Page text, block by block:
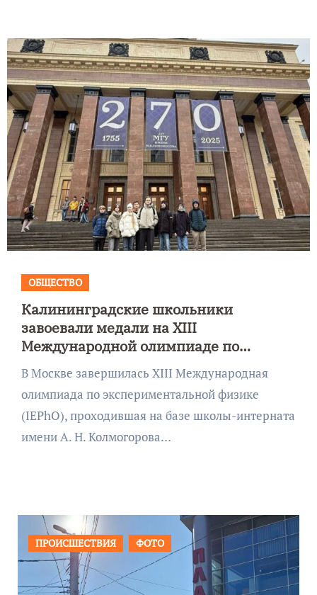
ОБЩЕСТВО
Калининградские школьники
завоевали медали на XIII
Международной олимпиаде по
экспериментальной физике
В Москве завершилась XIII Международная
олимпиада по экспериментальной физике
(IEPhO), проходившая на базе школы-интерната
имени А. Н. Колмогорова…
ОБЩЕСТВО ФОТО